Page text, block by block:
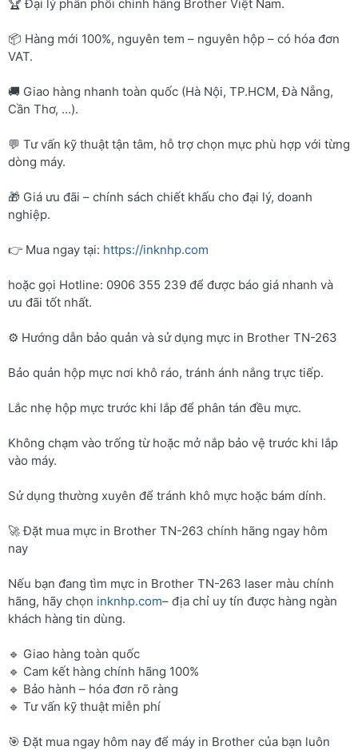
🏆 Đại lý phân phối chính hãng Brother Việt Nam.
📦 Hàng mới 100%, nguyên tem – nguyên hộp – có hóa đơn
VAT.
🚚 Giao hàng nhanh toàn quốc (Hà Nội, TP.HCM, Đà Nẵng,
Cần Thơ, …).
💬 Tư vấn kỹ thuật tận tâm, hỗ trợ chọn mực phù hợp với từng
dòng máy.
🎁 Giá ưu đãi – chính sách chiết khấu cho đại lý, doanh
nghiệp.
👉 Mua ngay tại: https://inknhp.com
hoặc gọi Hotline: 0906 355 239 để được báo giá nhanh và
ưu đãi tốt nhất.
⚙️ Hướng dẫn bảo quản và sử dụng mực in Brother TN-263
Bảo quản hộp mực nơi khô ráo, tránh ánh nắng trực tiếp.
Lắc nhẹ hộp mực trước khi lắp để phân tán đều mực.
Không chạm vào trống từ hoặc mở nắp bảo vệ trước khi lắp
vào máy.
Sử dụng thường xuyên để tránh khô mực hoặc bám dính.
🚀 Đặt mua mực in Brother TN-263 chính hãng ngay hôm
nay
Nếu bạn đang tìm mực in Brother TN-263 laser màu chính
hãng, hãy chọn inknhp.com– địa chỉ uy tín được hàng ngàn
khách hàng tin dùng.
🔹 Giao hàng toàn quốc
🔹 Cam kết hàng chính hãng 100%
🔹 Bảo hành – hóa đơn rõ ràng
🔹 Tư vấn kỹ thuật miễn phí
🎯 Đặt mua ngay hôm nay để máy in Brother của bạn luôn